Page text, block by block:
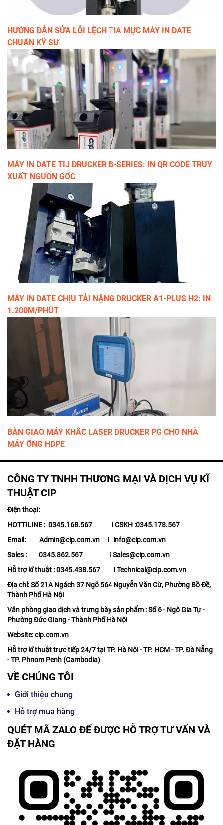
HƯỚNG DẪN SỬA LỖI LỆCH TIA MỰC MÁY IN DATE
CHUẨN KỸ SƯ
MÁY IN DATE TIJ DRUCKER B-SERIES: IN QR CODE TRUY
XUẤT NGUỒN GỐC
MÁY IN DATE CHỊU TẢI NẶNG DRUCKER Α1-PLUS H2: IN
1.200M/PHÚT
BÀN GIAO MÁY KHẮC LASER DRUCKER PG CHO NHÀ
MÁY ỐNG HDPE
CÔNG TY TNHH THƯƠNG MẠI VÀ DỊCH VỤ KĨ
THUẬT CIP
Điện thoại:
HOTTILINE : 0345.168.567 I CSKH :0345.178.567
Email: Admin@cip.com.vn I info@cip.com.vn
Sales : 0345.862.567 I Sales@cip.com.vn
Hỗ trợ kĩ thuật : 0345.438.567 I Technical@cip.com.vn
Địa chỉ: Số 21A Ngách 37 Ngõ 564 Nguyễn Văn Cừ, Phường Bồ Đề,
Thành Phố Hà Nội
Văn phòng giao dịch và trưng bày sản phẩm : Số 6 - Ngô Gia Tự -
Phường Đức Giang - Thành Phố Hà Nội
Website: cip.com.vn
Hỗ trợ kĩ thuật trực tiếp 24/7 tại TP. Hà Nội - TP. HCM - TP. Đà Nẵng
- TP. Phnom Penh (Cambodia)
VỀ CHÚNG TÔI
Giới thiệu chung
Hỗ trợ mua hàng
QUÉT MÃ ZALO ĐỂ ĐƯỢC HỖ TRỢ TƯ VẤN VÀ
ĐẶT HÀNG